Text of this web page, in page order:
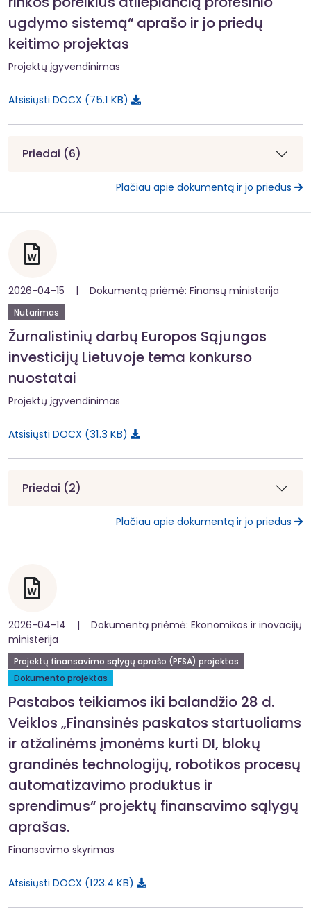
ugdymo sistemą“ aprašo ir jo priedų
keitimo projektas
Projektų įgyvendinimas
Atsisiųsti DOCX 75.1 KB
Priedai (6)
Plačiau apie dokumentą ir jo priedus
2026-04-15 | Dokumentą priėmė: Finansų ministerija
Nutarimas
Žurnalistinių darbų Europos Sąjungos
investicijų Lietuvoje tema konkurso
nuostatai
Projektų įgyvendinimas
Atsisiųsti DOCX 31.3 KB
Priedai (2)
Plačiau apie dokumentą ir jo priedus
2026-04-14 | Dokumentą priėmė: Ekonomikos ir inovacijų
ministerija
Projektų finansavimo sąlygų aprašo (PFSA) projektas
Dokumento projektas
Pastabos teikiamos iki balandžio 28 d.
Veiklos „Finansinės paskatos startuoliams
ir atžalinėms įmonėms kurti DI, blokų
grandinės technologijų, robotikos procesų
automatizavimo produktus ir
sprendimus“ projektų finansavimo sąlygų
aprašas.
Finansavimo skyrimas
Atsisiųsti DOCX 123.4 KB